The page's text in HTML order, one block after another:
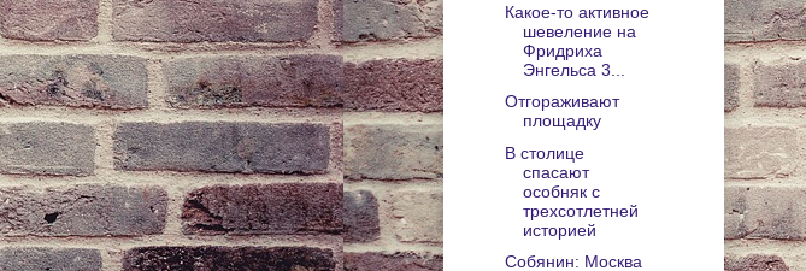
Какое-то активное
шевеление на
Фридриха
Энгельса 3...
Отгораживают
площадку
В столице
спасают
особняк с
трехсотлетней
историей
Собянин: Москва